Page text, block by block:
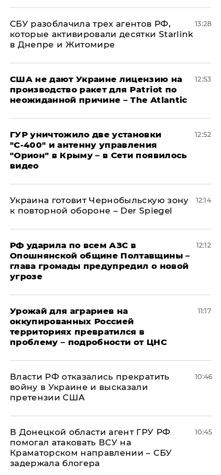
СБУ разоблачила трех агентов РФ,
которые активировали десятки Starlink
в Днепре и Житомире
13:28
США не дают Украине лицензию на
производство ракет для Patriot по
неожиданной причине – The Atlantic
12:53
ГУР уничтожило две установки
"С‑400" и антенну управления
"Орион" в Крыму – в Сети появилось
видео
12:52
Украина готовит Чернобыльскую зону
к повторной обороне – Der Spiegel
12:14
РФ ударила по всем АЗС в
Опошнянской общине Полтавщины –
глава громады предупредил о новой
угрозе
12:12
Урожай для аграриев на
оккупированных Россией
территориях превратился в
проблему – подробности от ЦНС
11:17
Власти РФ отказались прекратить
войну в Украине и высказали
претензии США
10:46
В Донецкой области агент ГРУ РФ
помогал атаковать ВСУ на
Краматорском направлении – СБУ
задержала блогера
10:45